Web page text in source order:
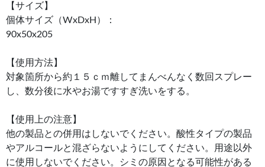
【サイズ】
個体サイズ（WxDxH）：
【使用方法】
対象箇所から約１５ｃｍ離してまんべんなく数回スプレー
し、数分後に水やお湯ですすぎ洗いをする。
【使用上の注意】
他の製品との併用はしないでください。酸性タイプの製品
やアルコールと混ざらないようにしてください。用途以外
に使用しないでください。シミの原因となる可能性がある